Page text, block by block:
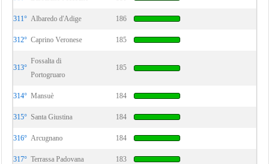
311° Albaredo d'Adige 186
312° Caprino Veronese 185
313°
Fossalta di
Portogruaro
185
314° Mansuè 184
315° Santa Giustina 184
316° Arcugnano 184
317° Terrassa Padovana 183